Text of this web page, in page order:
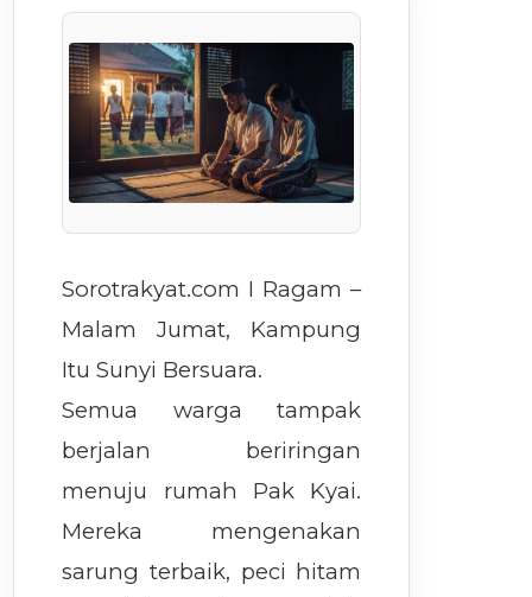
Sorotrakyat.com I Ragam –
Malam Jumat, Kampung
Itu Sunyi Bersuara.
Semua warga tampak
berjalan beriringan
menuju rumah Pak Kyai.
Mereka mengenakan
sarung terbaik, peci hitam